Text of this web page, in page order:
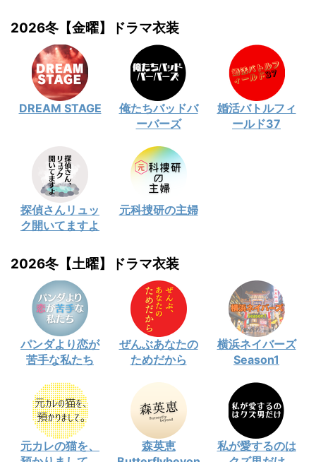
2026冬【金曜】ドラマ衣装
DREAM STAGE
俺たちバッドバ
ーバーズ
婚活バトルフィ
ールド37
探偵さんリュッ
ク開いてますよ
元科捜研の主婦
2026冬【土曜】ドラマ衣装
パンダより恋が
苦手な私たち
ぜんぶあなたの
ためだから
横浜ネイバーズ
Season1
元カレの猫を、
森英恵
私が愛するのは